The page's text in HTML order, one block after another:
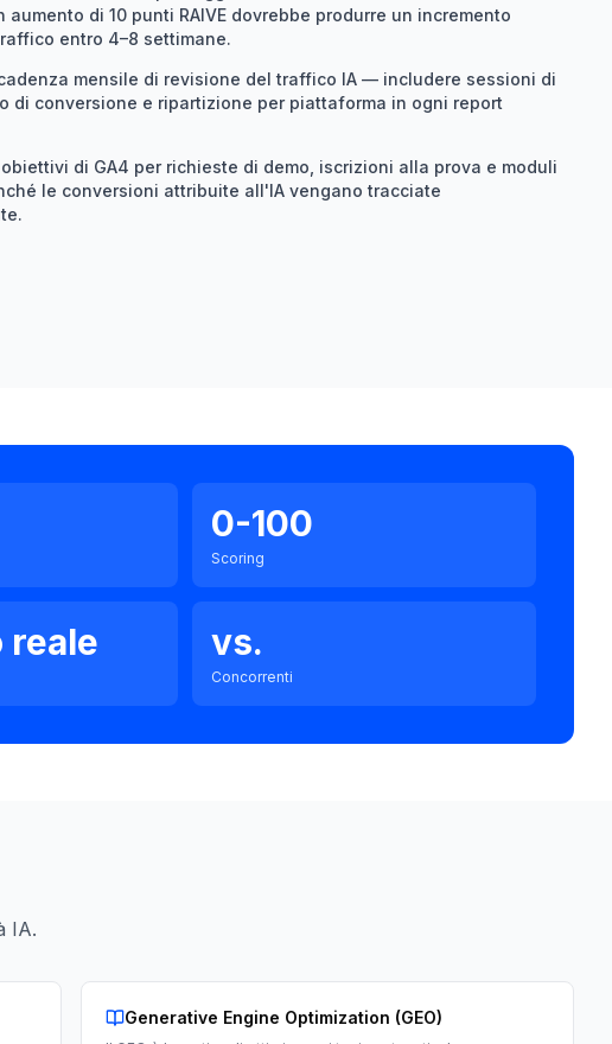
aumento di 10 punti RAIVE dovrebbe produrre un incremento
entro 4–8 settimane.
mensile di revisione del traffico IA — includere sessioni di
di conversione e ripartizione per piattaforma in ogni report
di GA4 per richieste di demo, iscrizioni alla prova e moduli
le conversioni attribuite all'IA vengano tracciate
0-100
Scoring
reale vs.
Concorrenti
IA.
Generative Engine Optimization (GEO)